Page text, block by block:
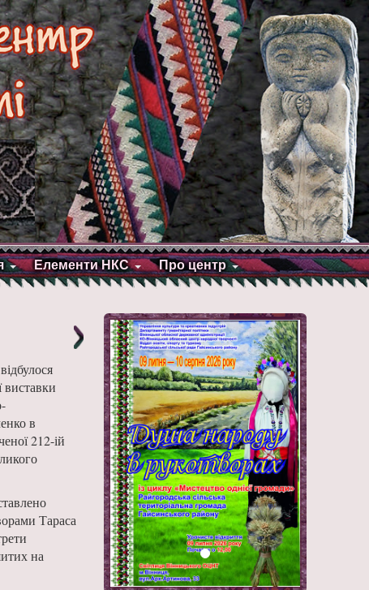
Елементи НКС Про центр
виставки
в
212-ій
Тараса
на